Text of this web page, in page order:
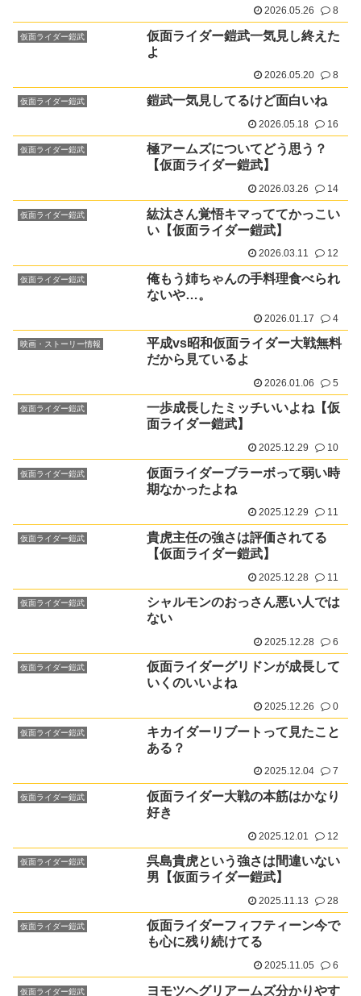
2026.05.26 8
仮面ライダー鎧武
仮面ライダー鎧武一気見し終えた
よ
2026.05.20 8
仮面ライダー鎧武 鎧武一気見してるけど面白いね
2026.05.18 16
仮面ライダー鎧武
極アームズについてどう思う？
【仮面ライダー鎧武】
2026.03.26 14
仮面ライダー鎧武
紘汰さん覚悟キマっててかっこい
い【仮面ライダー鎧武】
2026.03.11 12
仮面ライダー鎧武
俺もう姉ちゃんの手料理食べられ
ないや…。
2026.01.17 4
映画・ストーリー情報
平成vs昭和仮面ライダー大戦無料
だから見ているよ
2026.01.06 5
仮面ライダー鎧武
一歩成長したミッチいいよね【仮
面ライダー鎧武】
2025.12.29 10
仮面ライダー鎧武
仮面ライダーブラーボって弱い時
期なかったよね
2025.12.29 11
仮面ライダー鎧武
貴虎主任の強さは評価されてる
【仮面ライダー鎧武】
2025.12.28 11
仮面ライダー鎧武
シャルモンのおっさん悪い人では
ない
2025.12.28 6
仮面ライダー鎧武
仮面ライダーグリドンが成長して
いくのいいよね
2025.12.26 0
仮面ライダー鎧武
キカイダーリブートって見たこと
ある？
2025.12.04 7
仮面ライダー鎧武
仮面ライダー大戦の本筋はかなり
好き
2025.12.01 12
仮面ライダー鎧武
呉島貴虎という強さは間違いない
男【仮面ライダー鎧武】
2025.11.13 28
仮面ライダー鎧武
仮面ライダーフィフティーン今で
も心に残り続けてる
2025.11.05 6
仮面ライダー鎧武
ヨモツヘグリアームズ分かりやす